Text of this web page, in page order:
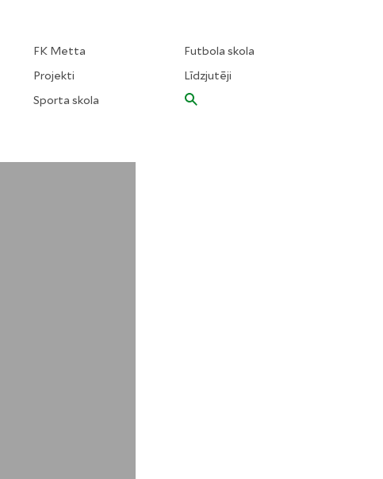
FK Metta
Projekti
Sporta skola
Futbola skola
Līdzjutēji